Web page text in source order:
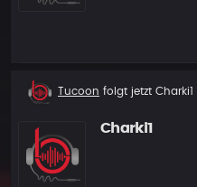
Neuer
Tucoon folgt jetzt Charki1
Charki1